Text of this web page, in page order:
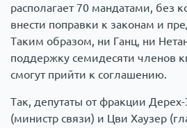
располагает 70 мандатами, без
внести поправки к законам и
Таким образом, ни Ганц, ни
поддержку семидесяти членов
смогут прийти к соглашению.
Так, депутаты от фракции
(министр связи) и Цви Хаузер